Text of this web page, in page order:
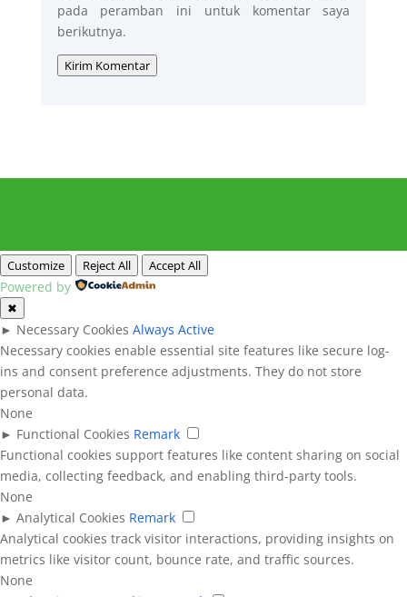
pada peramban ini untuk komentar saya
berikutnya.
Kirim Komentar
Customize Reject All Accept All
Powered by
✖
► Necessary Cookies Always Active
Necessary cookies enable essential site features like secure log-
ins and consent preference adjustments. They do not store
personal data.
None
► Functional Cookies Remark
Functional cookies support features like content sharing on social
media, collecting feedback, and enabling third-party tools.
None
► Analytical Cookies Remark
Analytical cookies track visitor interactions, providing insights on
metrics like visitor count, bounce rate, and traffic sources.
None